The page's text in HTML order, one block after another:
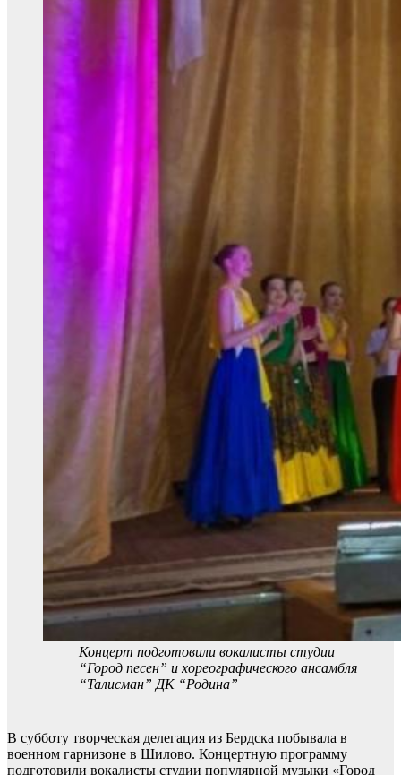
Концерт подготовили вокалисты студии
“Город песен” и хореографического ансамбля
“Талисман” ДК “Родина”
В субботу творческая делегация из Бердска побывала в
военном гарнизоне в Шилово. Концертную программу
подготовили вокалисты студии популярной музыки «Город